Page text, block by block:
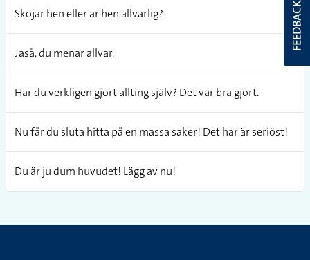
Skojar hen eller är hen allvarlig?
Jaså, du menar allvar.
Har du verkligen gjort allting själv? Det var bra gjort.
Nu får du sluta hitta på en massa saker! Det här är seriöst!
Du är ju dum huvudet! Lägg av nu!
FEEDBACK